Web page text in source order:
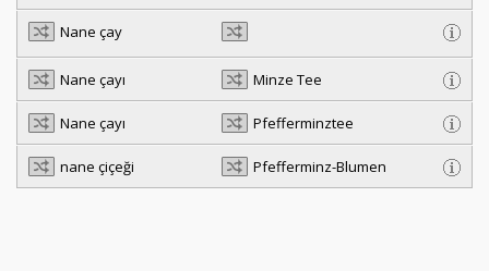
Nane çay
Nane çayı Minze Tee
Nane çayı Pfefferminztee
nane çiçeği Pfefferminz-Blumen